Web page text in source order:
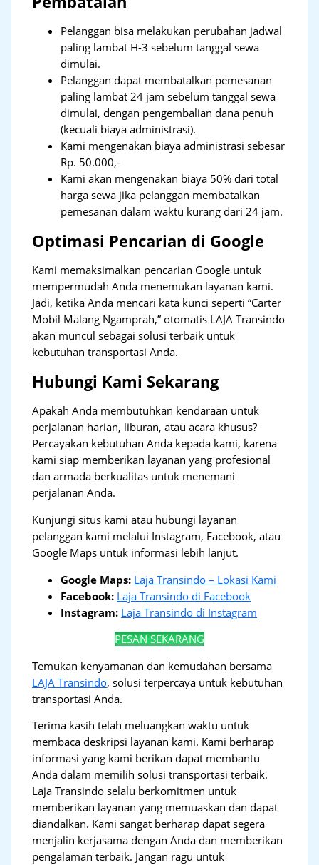
Pelanggan bisa melakukan perubahan jadwal
paling lambat H-3 sebelum tanggal sewa
dimulai.
Pelanggan dapat membatalkan pemesanan
paling lambat 24 jam sebelum tanggal sewa
dimulai, dengan pengembalian dana penuh
(kecuali biaya administrasi).
Kami mengenakan biaya administrasi sebesar
Rp. 50.000,-
Kami akan mengenakan biaya 50% dari total
harga sewa jika pelanggan membatalkan
pemesanan dalam waktu kurang dari 24 jam.
Optimasi Pencarian di Google
Kami memaksimalkan pencarian Google untuk
mempermudah Anda menemukan layanan kami.
Jadi, ketika Anda mencari kata kunci seperti “Carter
Mobil Malang Ngamprah,” otomatis LAJA Transindo
akan muncul sebagai solusi terbaik untuk
kebutuhan transportasi Anda.
Hubungi Kami Sekarang
Apakah Anda membutuhkan kendaraan untuk
perjalanan harian, liburan, atau acara khusus?
Percayakan kebutuhan Anda kepada kami, karena
kami siap memberikan layanan yang profesional
dan armada berkualitas untuk menemani
perjalanan Anda.
Kunjungi situs kami atau hubungi layanan
pelanggan kami melalui Instagram, Facebook, atau
Google Maps untuk informasi lebih lanjut.
Google Maps: Laja Transindo – Lokasi Kami
Facebook: Laja Transindo di Facebook
Instagram: Laja Transindo di Instagram
PESAN SEKARANG
Temukan kenyamanan dan kemudahan bersama
LAJA Transindo, solusi terpercaya untuk kebutuhan
transportasi Anda.
Terima kasih telah meluangkan waktu untuk
membaca deskripsi layanan kami. Kami berharap
informasi yang kami berikan dapat membantu
Anda dalam memilih solusi transportasi terbaik.
Laja Transindo selalu berkomitmen untuk
memberikan layanan yang memuaskan dan dapat
diandalkan. Kami sangat berharap dapat segera
menjalin kerjasama dengan Anda dan memberikan
pengalaman terbaik. Jangan ragu untuk